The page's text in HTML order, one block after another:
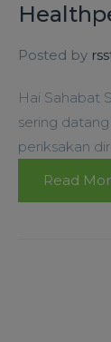
Posted by
Hai Sahabat
sering
periksakan
Read